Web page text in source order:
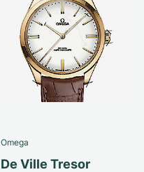
Omega
De Ville Tresor